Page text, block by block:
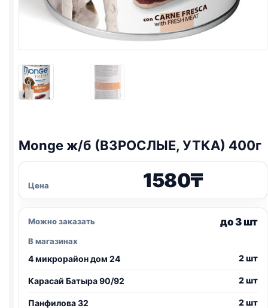
Monge ж/б (ВЗРОСЛЫЕ, УТКА) 400г
Цена 1580₸
Можно заказать до 3 шт
В магазинах
4 микрорайон дом 24 2 шт
Карасай Батыра 90/92 2 шт
Панфилова 32 2 шт